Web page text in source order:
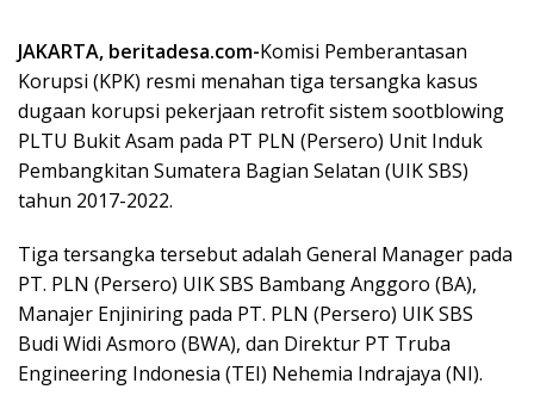
JAKARTA, beritadesa.com-Komisi Pemberantasan
Korupsi (KPK) resmi menahan tiga tersangka kasus
dugaan korupsi pekerjaan retrofit sistem sootblowing
PLTU Bukit Asam pada PT PLN (Persero) Unit Induk
Pembangkitan Sumatera Bagian Selatan (UIK SBS)
tahun 2017-2022.
Tiga tersangka tersebut adalah General Manager pada
PT. PLN (Persero) UIK SBS Bambang Anggoro (BA),
Manajer Enjiniring pada PT. PLN (Persero) UIK SBS
Budi Widi Asmoro (BWA), dan Direktur PT Truba
Engineering Indonesia (TEI) Nehemia Indrajaya (NI).